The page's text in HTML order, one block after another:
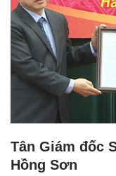
Tân Giám đốc
Hồng Sơn